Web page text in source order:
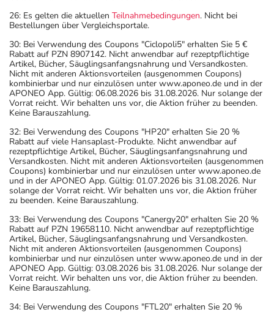
26: Es gelten die aktuellen Teilnahmebedingungen. Nicht bei
Bestellungen über Vergleichsportale.
30: Bei Verwendung des Coupons "Ciclopoli5" erhalten Sie 5 €
Rabatt auf PZN 8907142. Nicht anwendbar auf rezeptpflichtige
Artikel, Bücher, Säuglingsanfangsnahrung und Versandkosten.
Nicht mit anderen Aktionsvorteilen (ausgenommen Coupons)
kombinierbar und nur einzulösen unter www.aponeo.de und in der
APONEO App. Gültig: 06.08.2026 bis 31.08.2026. Nur solange der
Vorrat reicht. Wir behalten uns vor, die Aktion früher zu beenden.
Keine Barauszahlung.
32: Bei Verwendung des Coupons "HP20" erhalten Sie 20 %
Rabatt auf viele Hansaplast-Produkte. Nicht anwendbar auf
rezeptpflichtige Artikel, Bücher, Säuglingsanfangsnahrung und
Versandkosten. Nicht mit anderen Aktionsvorteilen (ausgenommen
Coupons) kombinierbar und nur einzulösen unter www.aponeo.de
und in der APONEO App. Gültig: 01.07.2026 bis 31.08.2026. Nur
solange der Vorrat reicht. Wir behalten uns vor, die Aktion früher
zu beenden. Keine Barauszahlung.
33: Bei Verwendung des Coupons "Canergy20" erhalten Sie 20 %
Rabatt auf PZN 19658110. Nicht anwendbar auf rezeptpflichtige
Artikel, Bücher, Säuglingsanfangsnahrung und Versandkosten.
Nicht mit anderen Aktionsvorteilen (ausgenommen Coupons)
kombinierbar und nur einzulösen unter www.aponeo.de und in der
APONEO App. Gültig: 03.08.2026 bis 31.08.2026. Nur solange der
Vorrat reicht. Wir behalten uns vor, die Aktion früher zu beenden.
Keine Barauszahlung.
34: Bei Verwendung des Coupons "FTL20" erhalten Sie 20 %